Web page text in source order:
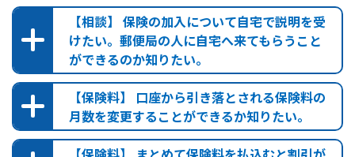
・保証期間中に被保険者が死亡された場合
保証期間満了までの年金受取総額のうち、未払分の現価
）に相当する額は最低保証されますが、ご加入時の年齢
や性別などによっては、受取総額が保険料払込総額を下回り
ます。
未払分の年金を予定利率で割り引いて現在の価値に計算
しなおしますので、未払分の年金の総額よりも少なくな
郵便局検索
なお、一部の郵便局では、保険のお取扱いをしておりませんの
で、ご注意ください。また、本サイトのコンテンツもご一読く
ださい。
【相談】 保険の加入について自宅で説明を受
けたい。郵便局の人に自宅へ来てもらうこと
ができるのか知りたい。
【保険料】 口座から引き落とされる保険料の
月数を変更することができるか知りたい。